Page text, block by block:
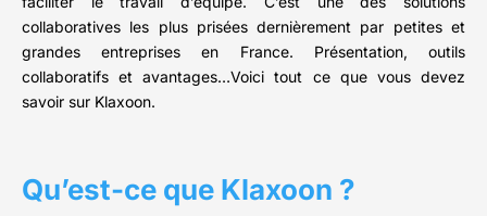
collaboratives les plus prisées dernièrement par petites et
grandes entreprises en France. Présentation, outils
collaboratifs et avantages…Voici tout ce que vous devez
savoir sur Klaxoon.
Qu’est-ce que Klaxoon ?